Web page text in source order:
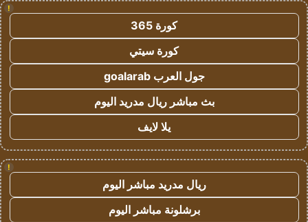
!
كورة 365
كورة سيتي
جول العرب goalarab
بث مباشر ريال مدريد اليوم
يلا لايف
!
ريال مدريد مباشر اليوم
برشلونة مباشر اليوم